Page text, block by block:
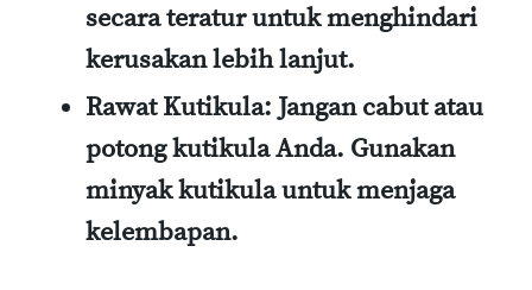
secara teratur untuk menghindari
kerusakan lebih lanjut.
Rawat Kutikula: Jangan cabut atau
potong kutikula Anda. Gunakan
minyak kutikula untuk menjaga
kelembapan.